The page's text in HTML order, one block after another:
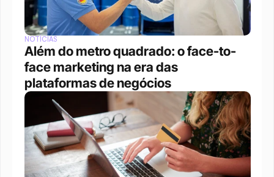
NOTÍCIAS
Além do metro quadrado: o face-to-
face marketing na era das
plataformas de negócios